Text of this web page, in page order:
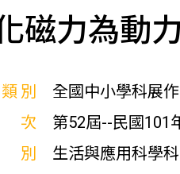
磁力為動
別
全國中小學科展
第52屆--民國101
生活與應用科學科